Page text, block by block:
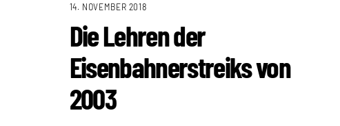
14. NOVEMBER 2018
Die Lehren der
Eisenbahnerstreiks von
2003